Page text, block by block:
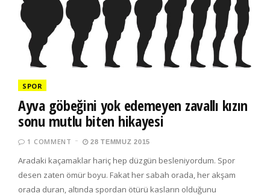
SPOR
Ayva göbeğini yok edemeyen zavallı kızın
sonu mutlu biten hikayesi
1 COMMENT 28 TEMMUZ 2015
Aradaki kaçamaklar hariç hep düzgün besleniyordum. Spor
desen zaten ömür boyu. Fakat her sabah orada, her akşam
orada duran, altında spordan ötürü kasların olduğunu